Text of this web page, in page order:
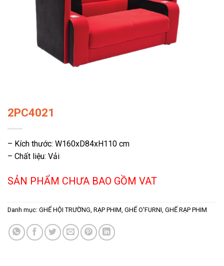
2PC4021
– Kích thước: W160xD84xH110 cm
– Chất liệu: Vải
SẢN PHẨM CHƯA BAO GỒM VAT
Danh mục: GHẾ HỘI TRƯỜNG, RẠP PHIM GHẾ O'FURNI GHẾ RẠP PHIM